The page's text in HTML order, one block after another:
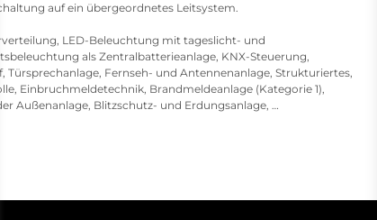
auf ein übergeordnetes Leitsystem.
LED-Beleuchtung mit tageslicht- und
als Zentralbatterieanlage, KNX-Steuerung,
Fernseh- und Antennenanlage, Strukturiertes,
Einbruchmeldetechnik, Brandmeldeanlage (Kategorie 1),
Außenanlage, Blitzschutz- und Erdungsanlage, …